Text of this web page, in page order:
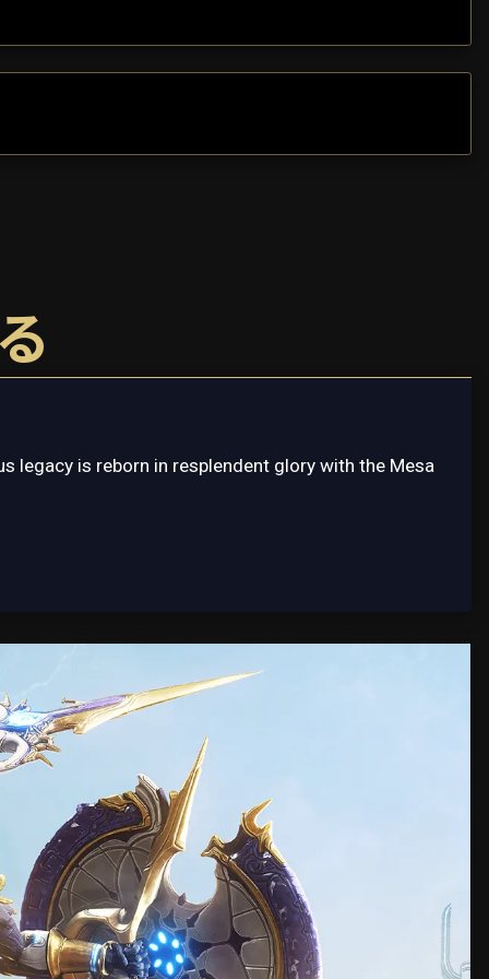
legacy is reborn in resplendent glory with the Mesa